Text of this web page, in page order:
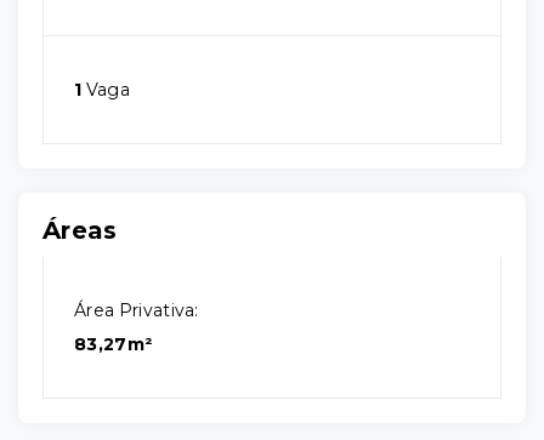
1 Vaga
Áreas
Área Privativa:
83,27m²